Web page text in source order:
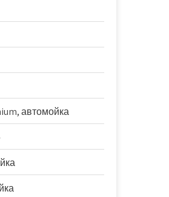
автомойка